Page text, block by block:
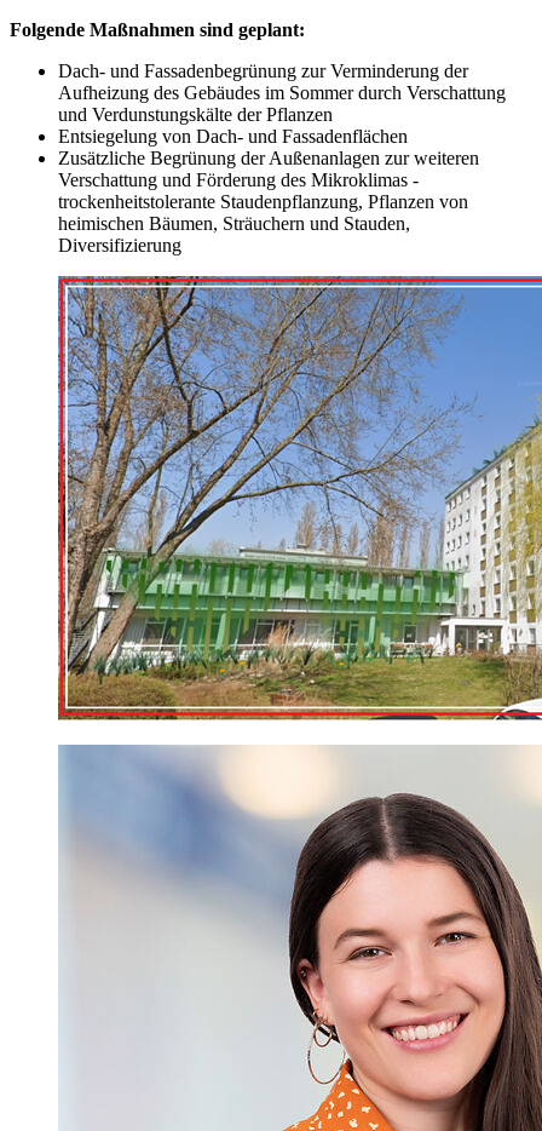
Folgende Maßnahmen sind geplant:
Dach- und Fassadenbegrünung zur Verminderung der
Aufheizung des Gebäudes im Sommer durch Verschattung
und Verdunstungskälte der Pflanzen
Entsiegelung von Dach- und Fassadenflächen
Zusätzliche Begrünung der Außenanlagen zur weiteren
Verschattung und Förderung des Mikroklimas -
trockenheitstolerante Staudenpflanzung, Pflanzen von
heimischen Bäumen, Sträuchern und Stauden,
Diversifizierung